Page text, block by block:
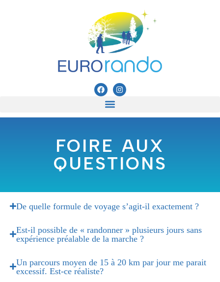
FOIRE AUX
QUESTIONS
De quelle formule de voyage s’agit-il exactement ?
Est-il possible de « randonner » plusieurs jours sans
expérience préalable de la marche ?
Un parcours moyen de 15 à 20 km par jour me parait
excessif. Est-ce réaliste?